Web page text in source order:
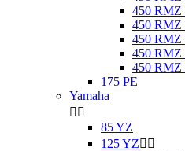
450 RMZ
450 RMZ
450 RMZ
450 RMZ
450 RMZ
175 PE
Yamaha
 
85 YZ
125 YZ 